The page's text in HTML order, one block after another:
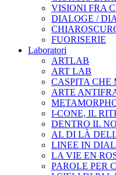
VISIONI FRA
DIALOGE /
FUORISERIE
Laboratori
ARTLAB
ART LAB
CASPITA CHE
ARTE
I-CONE, IL
DENTRO IL
AL DI LÀ
LINEE IN
LA VIE EN
PAROLE PER